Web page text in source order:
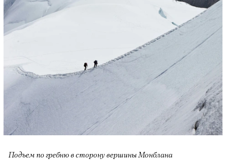
Подъем по гребню в сторону вершины Монблана